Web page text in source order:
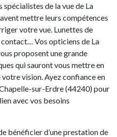
de la vue de La
mettre leurs compétences
votre vue. Lunettes de
Vos opticiens de La
proposent une grande
qui sauront vous mettre en
vision. Ayez confiance en
sur-Erdre (44240) pour
avec vos besoins
bénéficier d’une prestation de